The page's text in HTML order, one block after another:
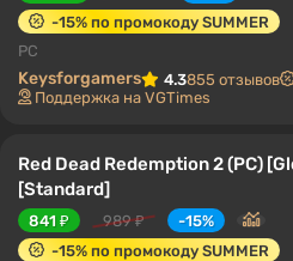
-15% по промокоду SUMMER
PC
Keysforgamers 4.3855 отзывов
Поддержка на VGTimes
Red Dead Redemption 2 (PC)
[Standard]
841 ₽ 989 ₽
-15%
-15% по промокоду SUMMER